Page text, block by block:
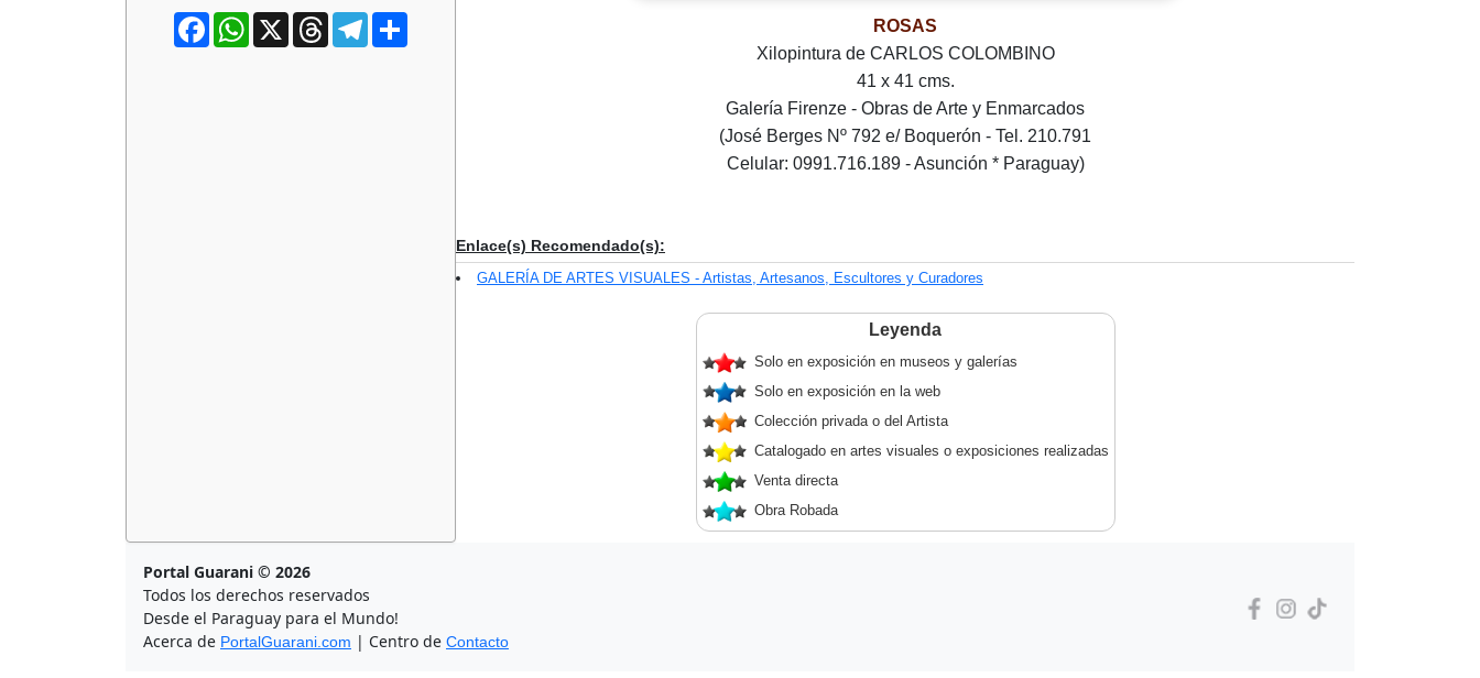
FacebookWhatsApp
X ThreadsTelegram
ROSAS
Xilopintura de CARLOS COLOMBINO
41 x 41 cms.
Galería Firenze - Obras de Arte y Enmarcados
(José Berges Nº 792 e/ Boquerón - Tel. 210.791
Celular: 0991.716.189 - Asunción * Paraguay)
Enlace(s) Recomendado(s):
GALERÍA DE ARTES VISUALES - Artistas, Artesanos, Escultores y Curadores
Leyenda
Solo en exposición en museos y galerías
Solo en exposición en la web
Colección privada o del Artista
Catalogado en artes visuales o exposiciones realizadas
Venta directa
Obra Robada
Portal Guarani © 2026
Todos los derechos reservados
Desde el Paraguay para el Mundo!
Acerca de PortalGuarani.com | Centro de Contacto